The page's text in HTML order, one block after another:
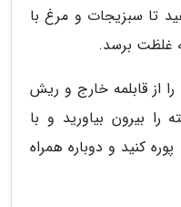
تا سبزیجات و مرغ با
غلظت برسد.
از قابلمه خارج و ریش
بیرون بیاورید و با
کنید و دوباره همراه